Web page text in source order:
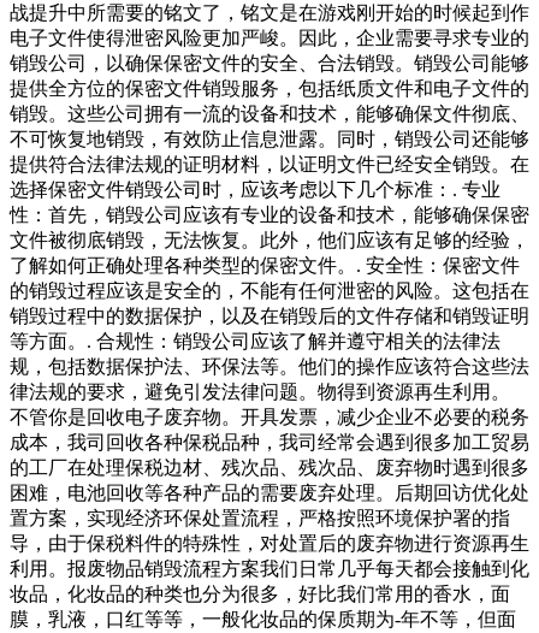
战提升中所需要的铭文了，铭文是在游戏刚开始的时候起到作
电子文件使得泄密风险更加严峻。因此，企业需要寻求专业的
销毁公司，以确保保密文件的安全、合法销毁。销毁公司能够
提供全方位的保密文件销毁服务，包括纸质文件和电子文件的
销毁。这些公司拥有一流的设备和技术，能够确保文件彻底、
不可恢复地销毁，有效防止信息泄露。同时，销毁公司还能够
提供符合法律法规的证明材料，以证明文件已经安全销毁。在
选择保密文件销毁公司时，应该考虑以下几个标准：. 专业
性：首先，销毁公司应该有专业的设备和技术，能够确保保密
文件被彻底销毁，无法恢复。此外，他们应该有足够的经验，
了解如何正确处理各种类型的保密文件。. 安全性：保密文件
的销毁过程应该是安全的，不能有任何泄密的风险。这包括在
销毁过程中的数据保护，以及在销毁后的文件存储和销毁证明
等方面。. 合规性：销毁公司应该了解并遵守相关的法律法
规，包括数据保护法、环保法等。他们的操作应该符合这些法
律法规的要求，避免引发法律问题。物得到资源再生利用。
不管你是回收电子废弃物。开具发票，减少企业不必要的税务
成本，我司回收各种保税品种，我司经常会遇到很多加工贸易
的工厂在处理保税边材、残次品、残次品、废弃物时遇到很多
困难，电池回收等各种产品的需要废弃处理。后期回访优化处
置方案，实现经济环保处置流程，严格按照环境保护署的指
导，由于保税料件的特殊性，对处置后的废弃物进行资源再生
利用。报废物品销毁流程方案我们日常几乎每天都会接触到化
妆品，化妆品的种类也分为很多，好比我们常用的香水，面
膜，乳液，口红等等，一般化妆品的保质期为-年不等，但面